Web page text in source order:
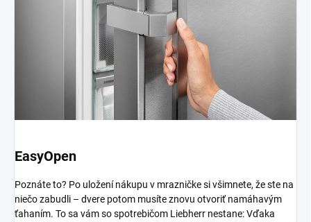
EasyOpen
Poznáte to? Po uložení nákupu v mrazničke si všimnete, že ste na
niečo zabudli – dvere potom musíte znovu otvoriť namáhavým
ťahaním. To sa vám so spotrebičom Liebherr nestane: Vďaka